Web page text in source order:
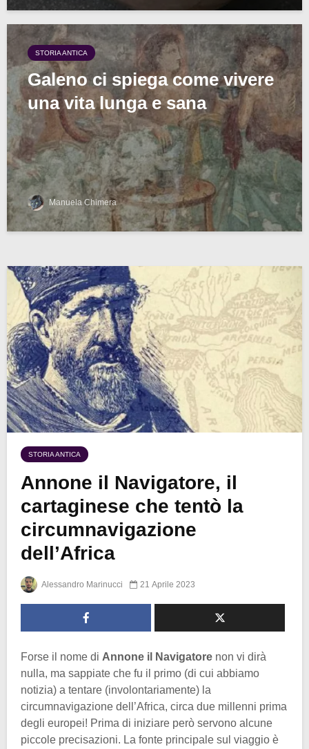
STORIA ANTICA
Galeno ci spiega come vivere
una vita lunga e sana
Manuela Chimera
STORIA ANTICA
Annone il Navigatore, il
cartaginese che tentò la
circumnavigazione
dell’Africa
Alessandro Marinucci 21 Aprile 2023
Forse il nome di Annone il Navigatore non vi dirà
nulla, ma sappiate che fu il primo (di cui abbiamo
notizia) a tentare (involontariamente) la
circumnavigazione dell’Africa, circa due millenni prima
degli europei! Prima di iniziare però servono alcune
piccole precisazioni. La fonte principale sul viaggio è